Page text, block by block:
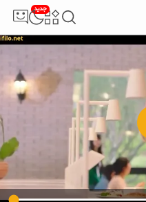
جدید